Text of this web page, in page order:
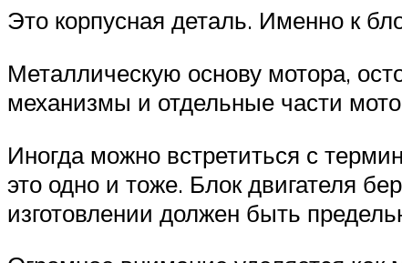
Это корпусная деталь. Именно к
Металлическую основу мотора,
механизмы и отдельные части
Иногда можно встретиться с
это одно и тоже. Блок двигателя
изготовлении должен быть